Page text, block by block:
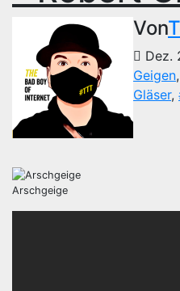
Von
Dez.
Geigen,
Gläser,
Arschgeige